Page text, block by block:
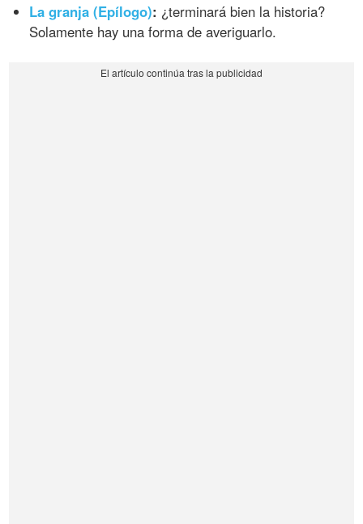
La granja (Epílogo): ¿terminará bien la historia?
Solamente hay una forma de averiguarlo.